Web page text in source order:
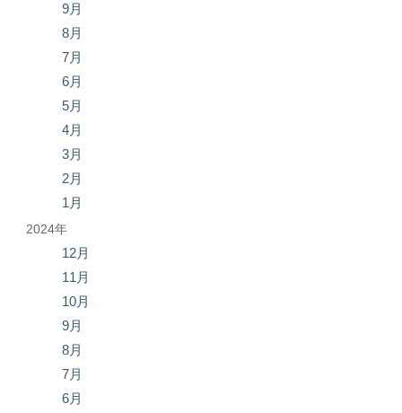
9月
8月
7月
6月
5月
4月
3月
2月
1月
2024年
12月
11月
10月
9月
8月
7月
6月